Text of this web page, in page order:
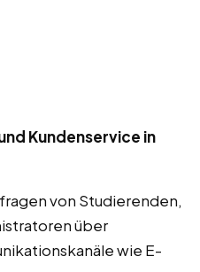
Kundenservice in
von Studierenden,
über
wie E-